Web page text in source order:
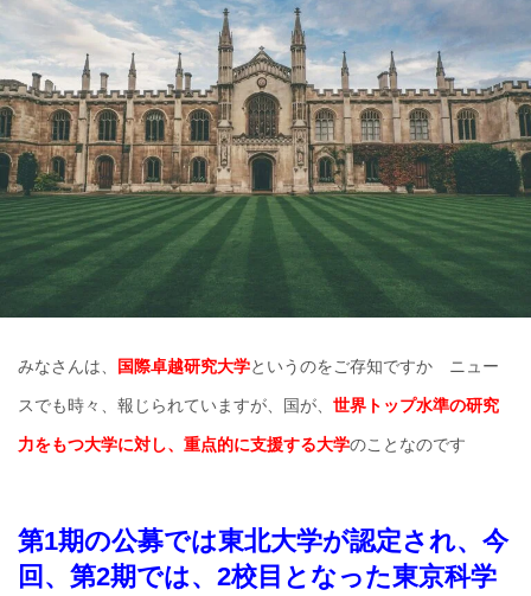
みなさんは、 国際卓越研究大学というのをご存知ですか ニュー
スでも時々、報じられていますが、国が、 世界トップ水準の研究
力をもつ大学に対し、重点的に支援する大学のことなのです
第1期の公募では東北大学が認定され、今
回、第2期では、2校目となった東京科学